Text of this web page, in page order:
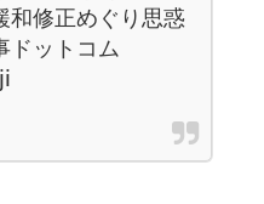
修正めぐり思惑
ットコム